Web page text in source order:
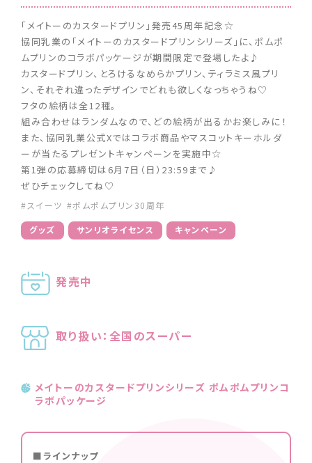
「メイトーのカスタードプリン」発売45周年記念☆
協同乳業の「メイトーのカスタードプリンシリーズ」に、ポムポ
ムプリンのコラボパッケージが期間限定で登場したよ♪
カスタードプリン、とろけるなめらかプリン、ティラミス風プリ
ン、それぞれ違ったデザインでどれも欲しくなっちゃうね♡
フタの絵柄は全12種。
組み合わせはランダムなので、どの絵柄が出るかお楽しみに！
また、協同乳業公式Xではコラボ商品やマスコットキーホルダ
ーが当たるプレゼントキャンペーンを実施中☆
第1弾の応募締切は6月7日（日）23:59まで♪
ぜひチェックしてね♡
#スイーツ #ポムポムプリン30周年
グッズ サンリオライセンス キャンペーン
発売中
取り扱い：全国のスーパー
メイトーのカスタードプリンシリーズ ポムポムプリンコ
ラボパッケージ
■ラインナップ